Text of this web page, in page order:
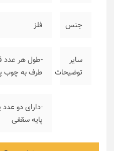
جنس فلز
سایر
توضیحات
طرف به چوب
-دارای دو عدد
پایه سقفی